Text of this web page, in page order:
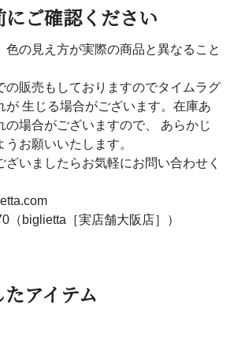
ご確認ください
の見え方が実際の商品と異なること
販売もしておりますのでタイムラグ
が 生じる場合がございます。在庫あ
の場合がございますので、 あらかじ
お願いいたします。
いましたらお気軽にお問い合わせく
（biglietta［実店舗大阪店］）
アイテム